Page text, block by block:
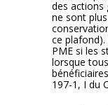
des actions
ne sont
ce
PME si les
lorsque
197-1, I du